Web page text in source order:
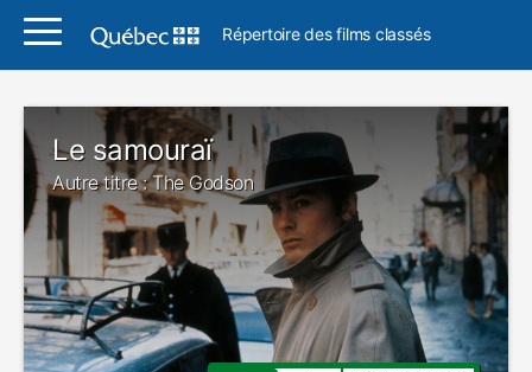
Répertoire des films classés
Le samouraï
Autre titre : The Godson